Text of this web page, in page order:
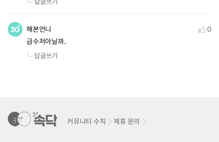
답글쓰기
해본언니
0
금수저아닐꽈..
답글쓰기
커뮤니티 수칙 제휴 문의